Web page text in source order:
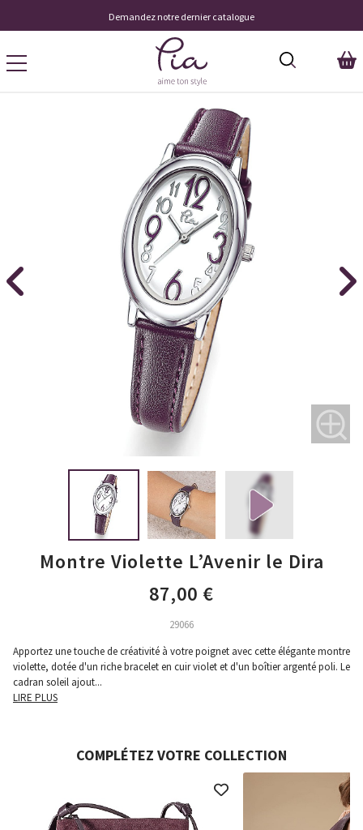
Demandez notre dernier catalogue
Montre Violette L’Avenir le Dira
87,00 €
29066
Apportez une touche de créativité à votre poignet avec cette élégante montre
violette, dotée d'un riche bracelet en cuir violet et d'un boîtier argenté poli. Le
cadran soleil ajout...
LIRE PLUS
COMPLÉTEZ VOTRE COLLECTION